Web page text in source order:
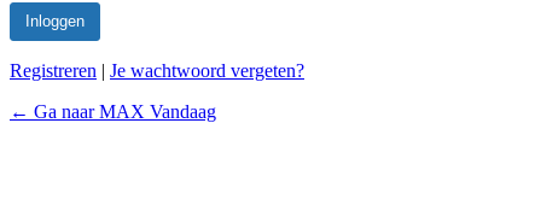
Registreren | Je wachtwoord vergeten?
← Ga naar MAX Vandaag